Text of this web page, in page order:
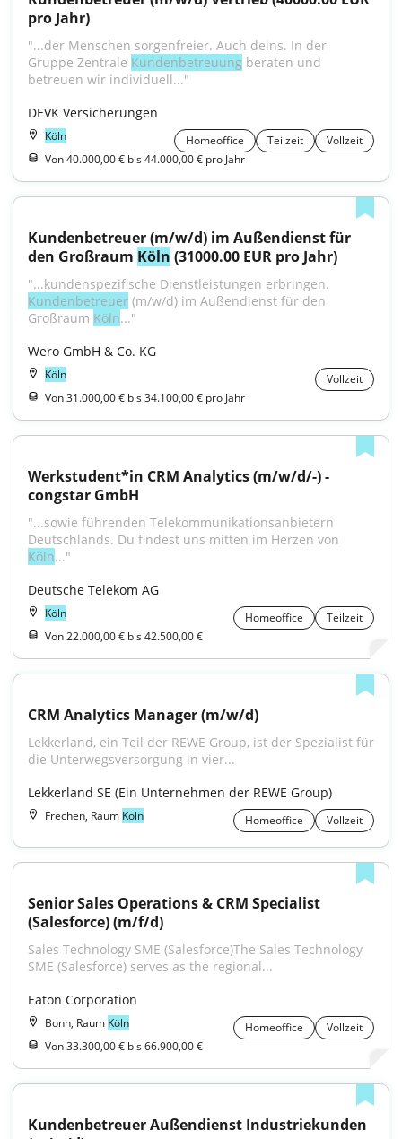
pro Jahr)
"...der Menschen sorgenfreier. Auch deins. In der
Gruppe Zentrale Kundenbetreuung beraten und
betreuen wir individuell..."
DEVK Versicherungen
Köln Homeoffice Teilzeit
Vollzeit
Von 40.000,00 € bis 44.000,00 € pro Jahr
Kundenbetreuer (m/w/d) im Außendienst für
den Großraum Köln (31000.00 EUR pro Jahr)
Kundenbetreuer (m/w/d) im Außendienst für den
Großraum Köln..."
Wero GmbH & Co. KG
Köln
Vollzeit
Von 31.000,00 € bis 34.100,00 € pro Jahr
Werkstudent*in CRM Analytics (m/w/d/-) -
congstar GmbH
"...sowie führenden Telekommunikationsanbietern
Köln..."
Deutsche Telekom AG
Köln Homeoffice
Teilzeit
Von 22.000,00 € bis 42.500,00 €
CRM Analytics Manager (m/w/d)
Lekkerland, ein Teil der REWE Group, ist der Spezialist für
die Unterwegsversorgung in vier...
Lekkerland SE (Ein Unternehmen der REWE Group)
Frechen, Raum Köln Homeoffice Vollzeit
Senior Sales Operations & CRM Specialist
(Salesforce) (m/f/d)
Sales Technology SME (Salesforce)The Sales Technology
SME (Salesforce) serves as the regional...
Eaton Corporation
Bonn, Raum Köln Homeoffice
Vollzeit
Von 33.300,00 € bis 66.900,00 €
Kundenbetreuer Außendienst Industriekunden